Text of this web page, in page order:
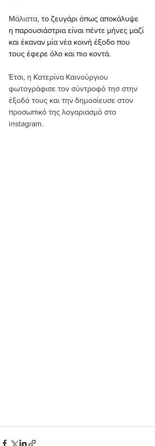
Μάλιστα, το ζευγάρι όπως αποκάλυψε
η παρουσιάστρια είναι πέντε μήνες μαζί
και έκαναν μία νέα κοινή έξοδο που
τους έφερε όλο και πιο κοντά.
Έτσι, η Κατερίνα Καινούργιου
φωτογράφισε τον σύντροφό τησ στην
έξοδό τους και την δημοσίευσε στον
προσωπικό της λογαριασμό στο
instagram.